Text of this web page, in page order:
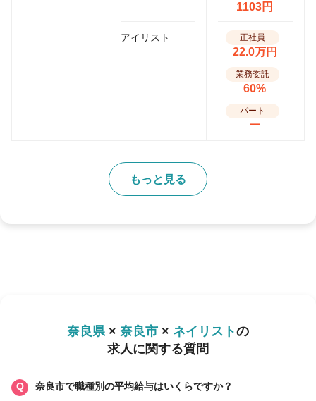
1103円
アイリスト 正社員
22.0万円
業務委託
60%
パート
ー
もっと見る
奈良県× 奈良市 × ネイリストの
求人に関する質問
奈良市で職種別の平均給与はいくらですか？